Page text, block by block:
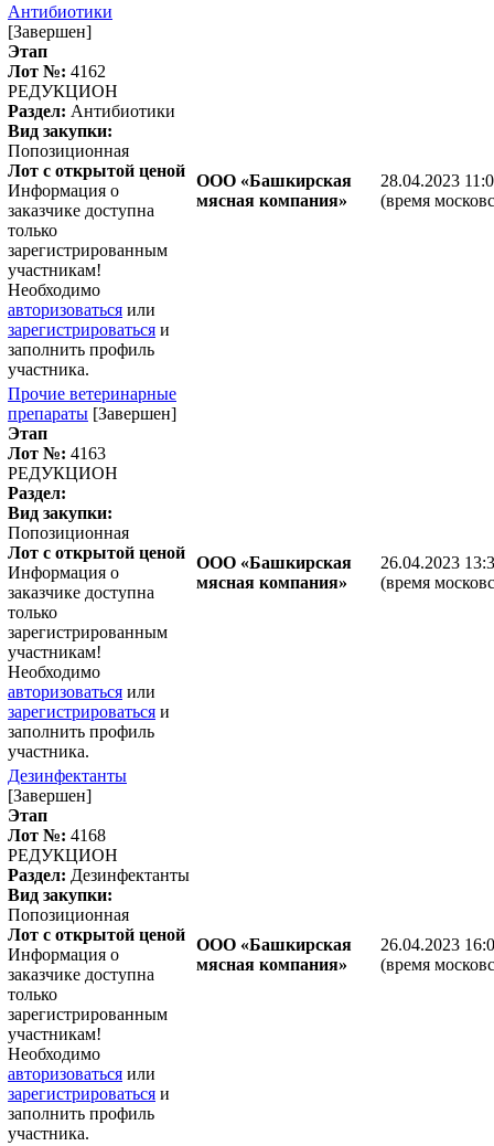
Антибиотики
[Завершен]
Этап
Лот №: 4162
РЕДУКЦИОН
Раздел: Антибиотики
Вид закупки:
Попозиционная
Лот с открытой ценой
Информация о
заказчике доступна
только
зарегистрированным
участникам!
Необходимо
авторизоваться или
зарегистрироваться и
заполнить профиль
участника.
ООО «Башкирская
мясная компания»
28.04.2023
(время
Прочие ветеринарные
препараты [Завершен]
Этап
Лот №: 4163
РЕДУКЦИОН
Раздел:
Вид закупки:
Попозиционная
Лот с открытой ценой
Информация о
заказчике доступна
только
зарегистрированным
участникам!
Необходимо
авторизоваться или
зарегистрироваться и
заполнить профиль
участника.
ООО «Башкирская
мясная компания»
26.04.2023
(время
Дезинфектанты
[Завершен]
Этап
Лот №: 4168
РЕДУКЦИОН
Раздел: Дезинфектанты
Вид закупки:
Попозиционная
Лот с открытой ценой
Информация о
заказчике доступна
только
зарегистрированным
участникам!
Необходимо
авторизоваться или
зарегистрироваться и
заполнить профиль
участника.
ООО «Башкирская
мясная компания»
26.04.2023
(время